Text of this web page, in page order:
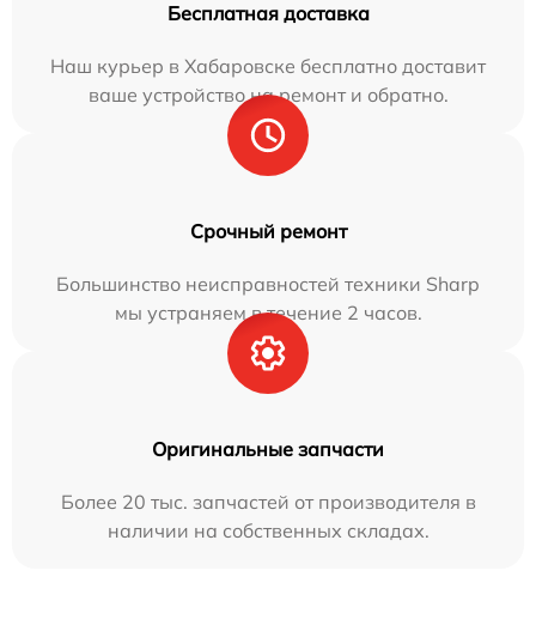
Бесплатная доставка
Наш курьер в Хабаровске бесплатно доставит
ваше устройство на ремонт и обратно.
Срочный ремонт
Большинство неисправностей техники Sharp
мы устраняем в течение 2 часов.
Оригинальные запчасти
Более 20 тыс. запчастей от производителя в
наличии на собственных складах.